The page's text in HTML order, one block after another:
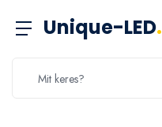
Unique-LED.